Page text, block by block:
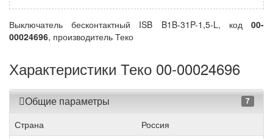
Выключатель бесконтактный ISB B1B-31P-1,5-L, код 00-
00024696, производитель Теко
Характеристики Теко 00-00024696
Общие параметры 7
Страна
Россия